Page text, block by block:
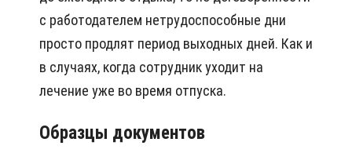
с работодателем нетрудоспособные дни
просто продлят период выходных дней. Как и
в случаях, когда сотрудник уходит на
лечение уже во время отпуска.
Образцы документов